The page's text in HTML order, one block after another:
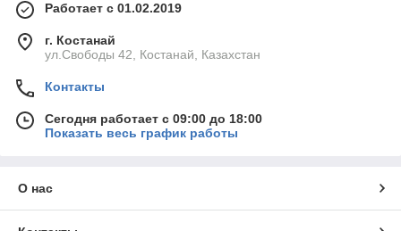
Работает с 01.02.2019
г. Костанай
ул.Свободы 42, Костанай, Казахстан
Контакты
Сегодня работает с 09:00 до 18:00
Показать весь график работы
О нас